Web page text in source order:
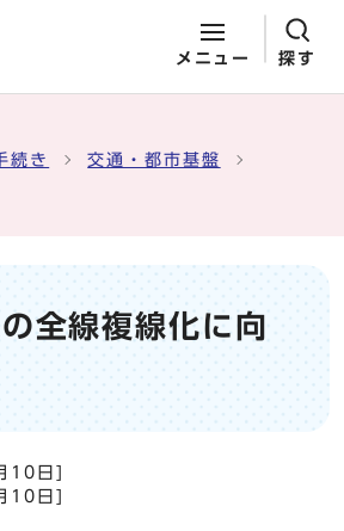
メニュー 探す
続き 交通・都市基盤
全線複線化に向
10日
10日